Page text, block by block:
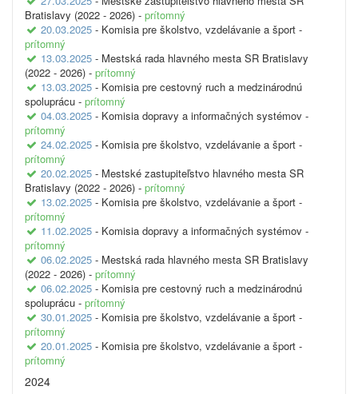
Bratislavy (2022 - 2026) - prítomný
20.03.2025 - Komisia pre školstvo, vzdelávanie a šport -
prítomný
13.03.2025 - Mestská rada hlavného mesta SR Bratislavy
(2022 - 2026) - prítomný
13.03.2025 - Komisia pre cestovný ruch a medzinárodnú
spoluprácu - prítomný
04.03.2025 - Komisia dopravy a informačných systémov -
prítomný
24.02.2025 - Komisia pre školstvo, vzdelávanie a šport -
prítomný
20.02.2025 - Mestské zastupiteľstvo hlavného mesta SR
Bratislavy (2022 - 2026) - prítomný
13.02.2025 - Komisia pre školstvo, vzdelávanie a šport -
prítomný
11.02.2025 - Komisia dopravy a informačných systémov -
prítomný
06.02.2025 - Mestská rada hlavného mesta SR Bratislavy
(2022 - 2026) - prítomný
06.02.2025 - Komisia pre cestovný ruch a medzinárodnú
spoluprácu - prítomný
30.01.2025 - Komisia pre školstvo, vzdelávanie a šport -
prítomný
20.01.2025 - Komisia pre školstvo, vzdelávanie a šport -
prítomný
2024